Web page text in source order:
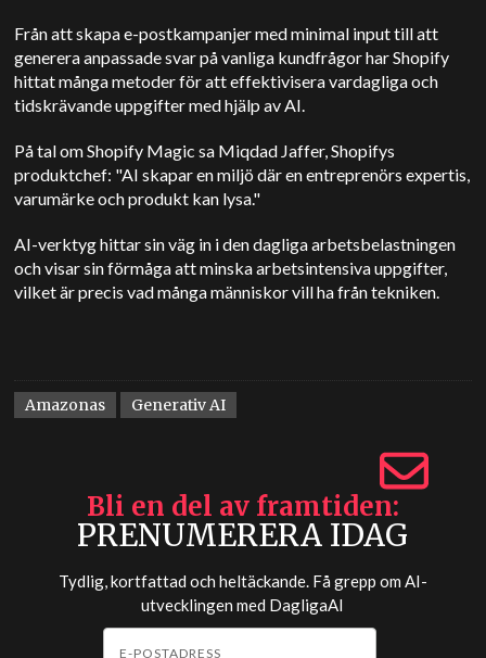
Från att skapa e-postkampanjer med minimal input till att
generera anpassade svar på vanliga kundfrågor har Shopify
hittat många metoder för att effektivisera vardagliga och
tidskrävande uppgifter med hjälp av AI.
På tal om Shopify Magic sa Miqdad Jaffer, Shopifys
produktchef: "AI skapar en miljö där en entreprenörs expertis,
varumärke och produkt kan lysa."
AI-verktyg hittar sin väg in i den dagliga arbetsbelastningen
och visar sin förmåga att minska arbetsintensiva uppgifter,
vilket är precis vad många människor vill ha från tekniken.
Amazonas Generativ AI
Bli en del av framtiden
PRENUMERERA IDAG
Tydlig, kortfattad och heltäckande. Få grepp om AI-
utvecklingen med DagligaAI